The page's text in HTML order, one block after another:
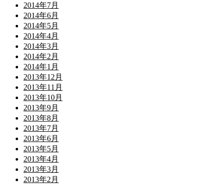
2014年7月
2014年6月
2014年5月
2014年4月
2014年3月
2014年2月
2014年1月
2013年12月
2013年11月
2013年10月
2013年9月
2013年8月
2013年7月
2013年6月
2013年5月
2013年4月
2013年3月
2013年2月